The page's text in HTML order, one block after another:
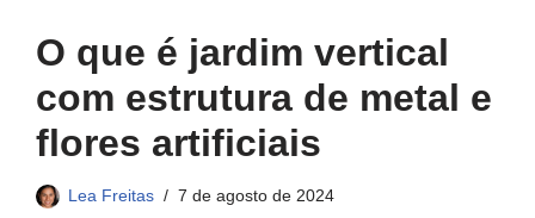
O que é jardim vertical
com estrutura de metal e
flores artificiais
Lea Freitas 7 de agosto de 2024